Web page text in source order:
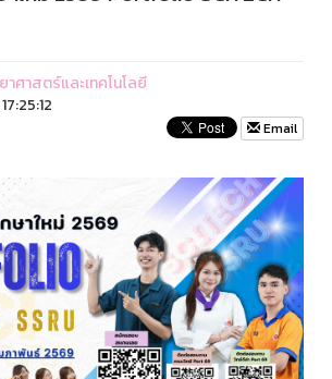
ศาสตร์และเทคโนโลยี
Email